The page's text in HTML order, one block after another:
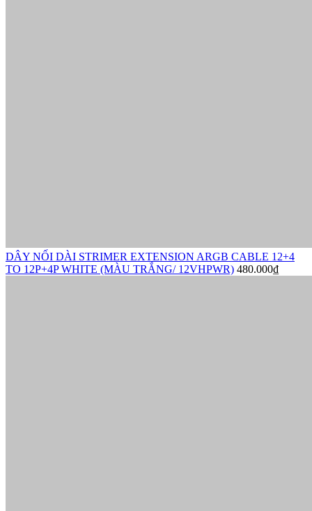
DÂY NỐI DÀI STRIMER EXTENSION ARGB CABLE 12+4
TO 12P+4P WHITE (MÀU TRẮNG/ 12VHPWR) 480.000₫